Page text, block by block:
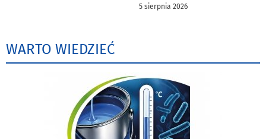
5 sierpnia 2026
WARTO WIEDZIEĆ